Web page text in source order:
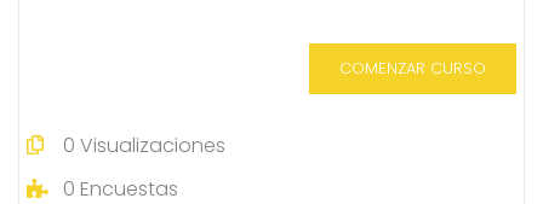
COMENZAR CURSO
0 Visualizaciones
0 Encuestas